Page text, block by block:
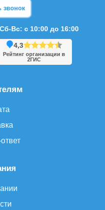
звонок
Вс: с 10:00 до 16:00
4,3
Рейтинг организации в
2ГИС